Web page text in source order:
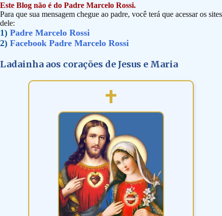
Este Blog não é do Padre Marcelo Rossi.
Para que sua mensagem chegue ao padre, você terá que acessar os sites
dele:
1) Padre Marcelo Rossi
2) Facebook Padre Marcelo Rossi
Ladainha aos corações de Jesus e Maria